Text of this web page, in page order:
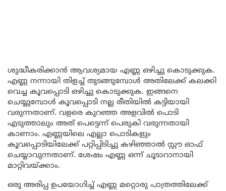
ശുദ്ധീകരിക്കാൻ ആവശ്യമായ എണ്ണ ഒഴിച്ചു കൊടുക്കുക.
എണ്ണ നന്നായി തിളച്ച് തുടങ്ങുമ്പോൾ അതിലേക്ക് കലക്കി
വെച്ച കൂവപ്പൊടി ഒഴിച്ചു കൊടുക്കുക. ഇങ്ങനെ
ചെയ്യുമ്പോൾ കൂവപ്പൊടി നല്ല രീതിയിൽ കട്ടിയായി
വരുന്നതാണ്. വളരെ കുറഞ്ഞ അളവിൽ പൊടി
എടുത്താലും അത് പെട്ടെന്ന് പെരുകി വരുന്നതായി
കാണാം. എണ്ണയിലെ എല്ലാ പൊടികളും
കൂവപ്പൊടിയിലേക്ക് പറ്റിപ്പിടിച്ചു കഴിഞ്ഞാൽ സ്റ്റൗ ഓഫ്
ചെയ്യാവുന്നതാണ്. ശേഷം എണ്ണ ഒന്ന് ചൂടാറാനായി
മാറ്റിവയ്ക്കാം.
ഒരു അരിപ്പ ഉപയോഗിച്ച് എണ്ണ മറ്റൊരു പാത്രത്തിലേക്ക്